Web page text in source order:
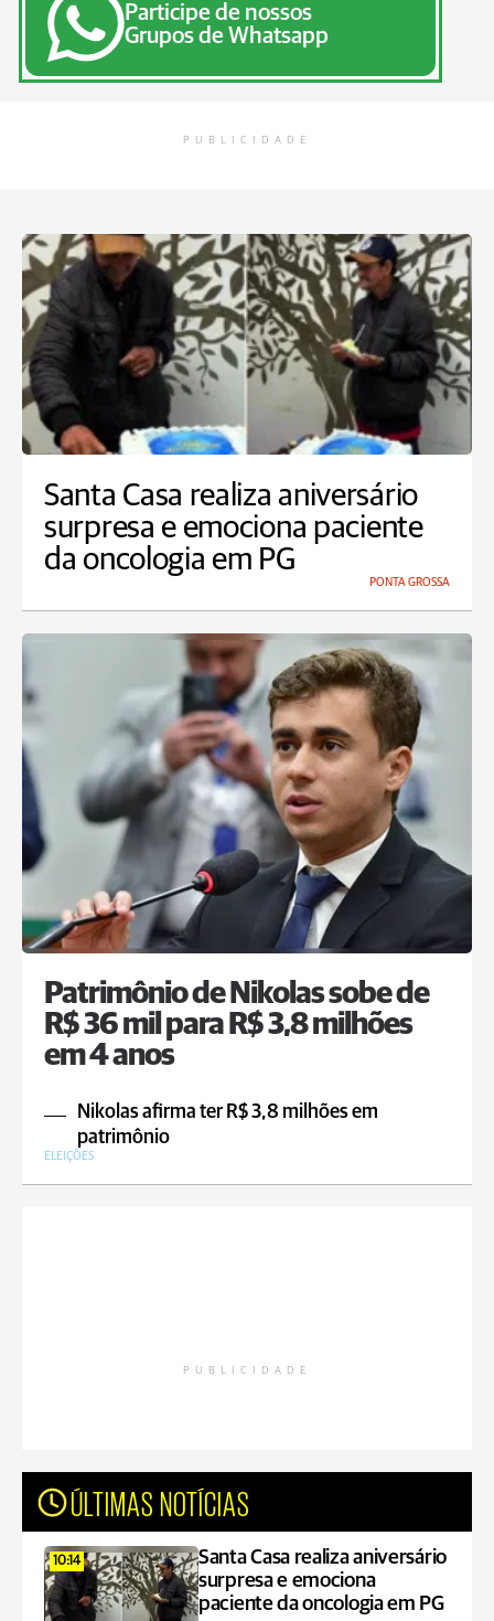
Participe de nossos
Grupos de Whatsapp
PUBLICIDADE
Santa Casa realiza aniversário
surpresa e emociona paciente
da oncologia em PG
PONTA GROSSA
Patrimônio de Nikolas sobe de
R$ 36 mil para R$ 3,8 milhões
em 4 anos
Nikolas afirma ter R$ 3,8 milhões em
patrimônio
ELEIÇÕES
PUBLICIDADE
ÚLTIMAS NOTÍCIAS
10:14
Santa Casa realiza aniversário
surpresa e emociona
paciente da oncologia em PG